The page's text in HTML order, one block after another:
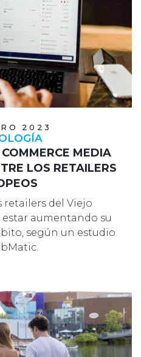
2023
MEDIA
LOS RETAILERS
retailers del Viejo
aumentando su
según un estudio